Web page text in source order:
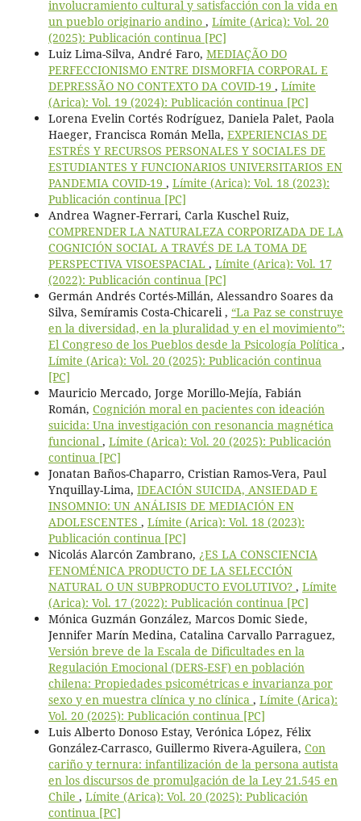
involucramiento cultural y satisfacción con la vida en
un pueblo originario andino , Límite (Arica): Vol. 20
(2025): Publicación continua [PC]
Luiz Lima-Silva, André Faro, MEDIAÇÃO DO
PERFECCIONISMO ENTRE DISMORFIA CORPORAL E
DEPRESSÃO NO CONTEXTO DA COVID-19 , Límite
(Arica): Vol. 19 (2024): Publicación continua [PC]
Lorena Evelin Cortés Rodríguez, Daniela Palet, Paola
Haeger, Francisca Román Mella, EXPERIENCIAS DE
ESTRÉS Y RECURSOS PERSONALES Y SOCIALES DE
ESTUDIANTES Y FUNCIONARIOS UNIVERSITARIOS EN
PANDEMIA COVID-19 , Límite (Arica): Vol. 18 (2023):
Publicación continua [PC]
Andrea Wagner-Ferrari, Carla Kuschel Ruiz,
COMPRENDER LA NATURALEZA CORPORIZADA DE LA
COGNICIÓN SOCIAL A TRAVÉS DE LA TOMA DE
PERSPECTIVA VISOESPACIAL , Límite (Arica): Vol. 17
(2022): Publicación continua [PC]
Germán Andrés Cortés-Millán, Alessandro Soares da
Silva, Semíramis Costa-Chicareli , “La Paz se construye
en la diversidad, en la pluralidad y en el movimiento”:
El Congreso de los Pueblos desde la Psicología Política ,
Límite (Arica): Vol. 20 (2025): Publicación continua
[PC]
Mauricio Mercado, Jorge Morillo-Mejía, Fabián
Román, Cognición moral en pacientes con ideación
suicida: Una investigación con resonancia magnética
funcional , Límite (Arica): Vol. 20 (2025): Publicación
continua [PC]
Jonatan Baños-Chaparro, Cristian Ramos-Vera, Paul
Ynquillay-Lima, IDEACIÓN SUICIDA, ANSIEDAD E
INSOMNIO: UN ANÁLISIS DE MEDIACIÓN EN
ADOLESCENTES , Límite (Arica): Vol. 18 (2023):
Publicación continua [PC]
Nicolás Alarcón Zambrano, ¿ES LA CONSCIENCIA
FENOMÉNICA PRODUCTO DE LA SELECCIÓN
NATURAL O UN SUBPRODUCTO EVOLUTIVO? , Límite
(Arica): Vol. 17 (2022): Publicación continua [PC]
Mónica Guzmán González, Marcos Domic Siede,
Jennifer Marín Medina, Catalina Carvallo Parraguez,
Versión breve de la Escala de Dificultades en la
Regulación Emocional (DERS-ESF) en población
chilena: Propiedades psicométricas e invarianza por
sexo y en muestra clínica y no clínica , Límite (Arica):
Vol. 20 (2025): Publicación continua [PC]
Luis Alberto Donoso Estay, Verónica López, Félix
González-Carrasco, Guillermo Rivera-Aguilera, Con
cariño y ternura: infantilización de la persona autista
en los discursos de promulgación de la Ley 21.545 en
Chile , Límite (Arica): Vol. 20 (2025): Publicación
continua [PC]